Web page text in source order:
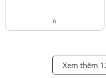
6
Xem thêm